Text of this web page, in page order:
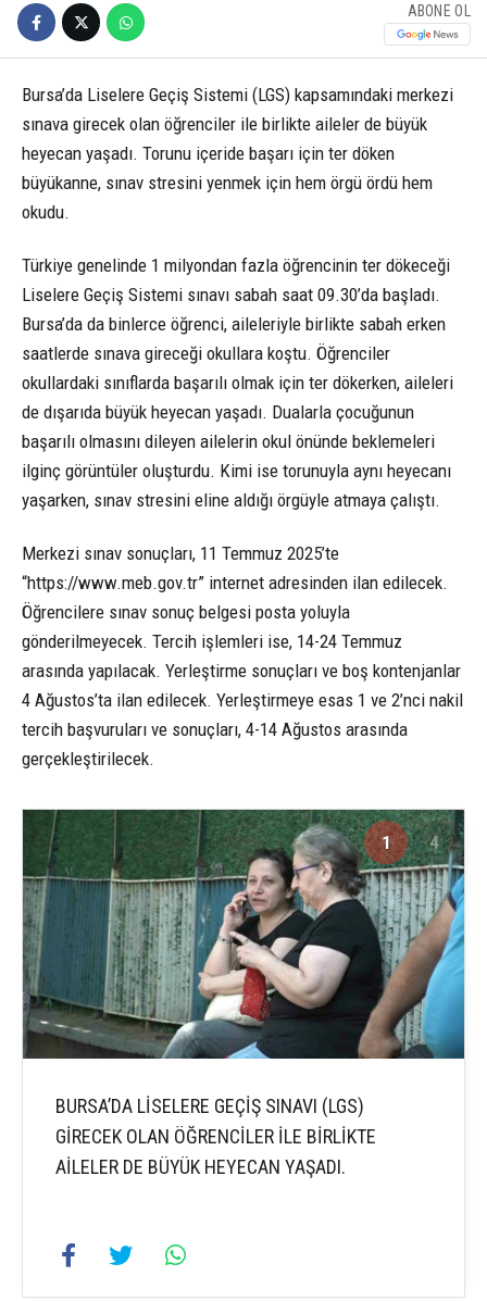
ABONE OL
Bursa’da Liselere Geçiş Sistemi (LGS) kapsamındaki merkezi
sınava girecek olan öğrenciler ile birlikte aileler de büyük
heyecan yaşadı. Torunu içeride başarı için ter döken
büyükanne, sınav stresini yenmek için hem örgü ördü hem
okudu.
Türkiye genelinde 1 milyondan fazla öğrencinin ter dökeceği
Liselere Geçiş Sistemi sınavı sabah saat 09.30’da başladı.
Bursa’da da binlerce öğrenci, aileleriyle birlikte sabah erken
saatlerde sınava gireceği okullara koştu. Öğrenciler
okullardaki sınıflarda başarılı olmak için ter dökerken, aileleri
de dışarıda büyük heyecan yaşadı. Dualarla çocuğunun
başarılı olmasını dileyen ailelerin okul önünde beklemeleri
ilginç görüntüler oluşturdu. Kimi ise torunuyla aynı heyecanı
yaşarken, sınav stresini eline aldığı örgüyle atmaya çalıştı.
Merkezi sınav sonuçları, 11 Temmuz 2025’te
“https://www.meb.gov.tr” internet adresinden ilan edilecek.
Öğrencilere sınav sonuç belgesi posta yoluyla
gönderilmeyecek. Tercih işlemleri ise, 14-24 Temmuz
arasında yapılacak. Yerleştirme sonuçları ve boş kontenjanlar
4 Ağustos’ta ilan edilecek. Yerleştirmeye esas 1 ve 2’nci nakil
tercih başvuruları ve sonuçları, 4-14 Ağustos arasında
gerçekleştirilecek.
1 4
BURSA’DA LİSELERE GEÇİŞ SINAVI (LGS)
GİRECEK OLAN ÖĞRENCİLER İLE BİRLİKTE
AİLELER DE BÜYÜK HEYECAN YAŞADI.